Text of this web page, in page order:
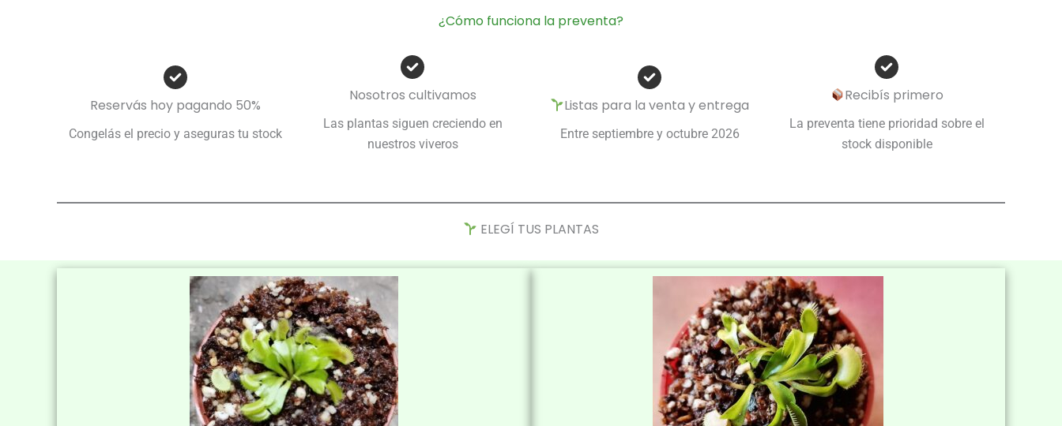
¿Cómo funciona la preventa?
Reservás hoy pagando 50%
Congelás el precio y aseguras tu stock
Nosotros cultivamos
Las plantas siguen creciendo en
nuestros viveros
Listas para la venta y entrega
Entre septiembre y octubre 2026
Recibís primero
La preventa tiene prioridad sobre el
stock disponible
ELEGÍ TUS PLANTAS